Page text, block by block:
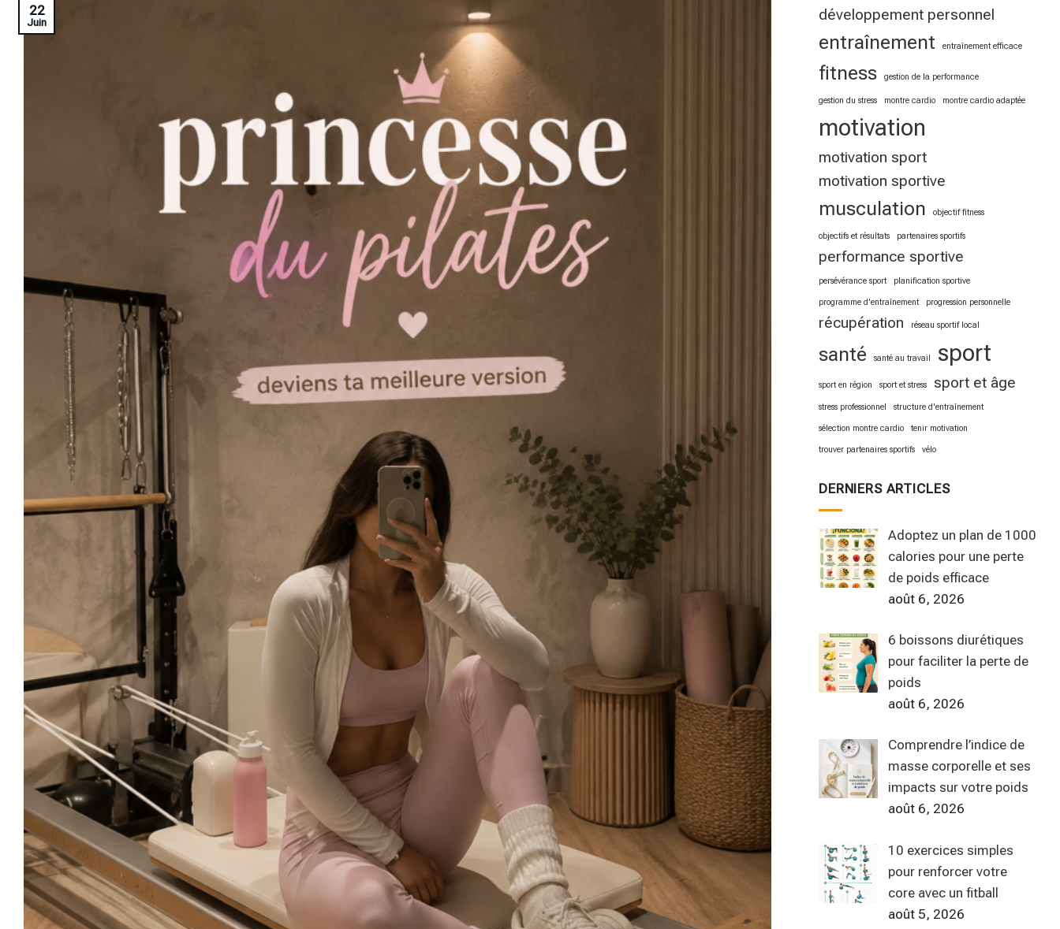
22
Juin développement personnel
entraînement entraînement efficace
fitness gestion de la performance
gestion du stress montre cardio montre cardio adaptée
motivation
motivation sport
motivation sportive
musculation objectif fitness
objectifs et résultats partenaires sportifs
performance sportive
persévérance sport planification sportive
programme d'entraînement progression personnelle
récupération réseau sportif local
santé santé au travail sport
sport en région sport et stress sport et âge
stress professionnel structure d'entraînement
sélection montre cardio tenir motivation
trouver partenaires sportifs vélo
DERNIERS ARTICLES
Adoptez un plan de 1000
calories pour une perte
de poids efficace
août 6, 2026
6 boissons diurétiques
pour faciliter la perte de
poids
août 6, 2026
Comprendre l’indice de
masse corporelle et ses
impacts sur votre poids
août 6, 2026
10 exercices simples
pour renforcer votre
core avec un fitball
août 5, 2026